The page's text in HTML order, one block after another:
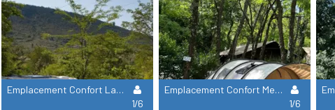
Emplacement Confort Large Tente/Van/Caravane/Camping-Car (Avec Électricité)
1/6
Emplacement Confort Medium Tente / Van < 6M (Avec Electricité)
1/6